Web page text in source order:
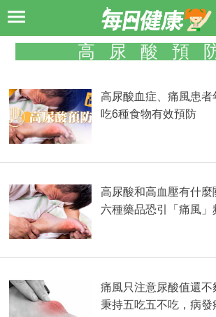
高尿酸預
高尿酸血症、痛風患
吃6種食物有效預防
高尿酸和高血壓有什麼
六種藥品恐引「痛風」
痛風只注意尿酸值還不
秉持五吃五不吃，病發